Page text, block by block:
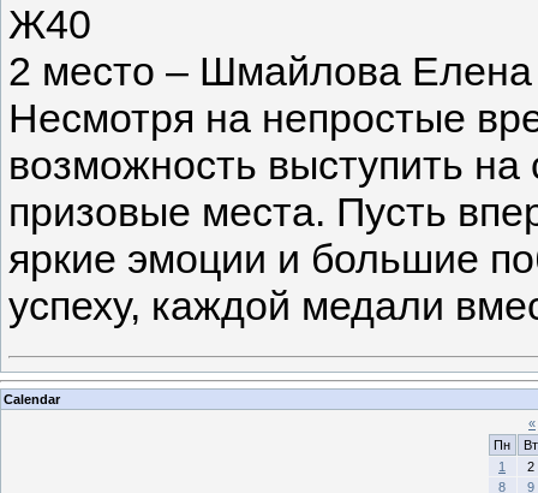
Ж40
2 место – Шмайлова Елена
Несмотря на непростые
возможность выступить на
призовые места. Пусть
яркие эмоции и большие
успеху, каждой медали
Calendar
«
Пн
Вт
1
2
8
9